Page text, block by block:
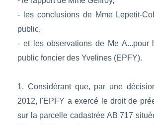
- les conclusions de Mme Lepetit-
public,
- et les observations de Me A...pour
public foncier des Yvelines (EPFY).
1. Considérant que, par une
2012, l'EPFY a exercé le droit de
sur la parcelle cadastrée AB 717